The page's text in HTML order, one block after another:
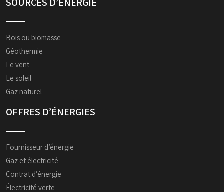
Bois ou biomasse
Géothermie
Le vent
Le soleil
Gaz naturel
OFFRES D’ÉNERGIES
Fournisseur d’énergie
Gaz et électricité
Contrat d’énergie
Électricité verte